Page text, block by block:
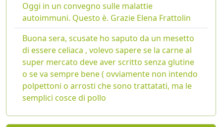
Oggi in un convegno sulle malattie
autoimmuni. Questo è. Grazie Elena Frattolin
Buona sera, scusate ho saputo da un mesetto
di essere celiaca , volevo sapere se la carne al
super mercato deve aver scritto senza glutine
o se va sempre bene ( ovviamente non intendo
polpettoni o arrosti che sono trattatati, ma le
semplici cosce di pollo